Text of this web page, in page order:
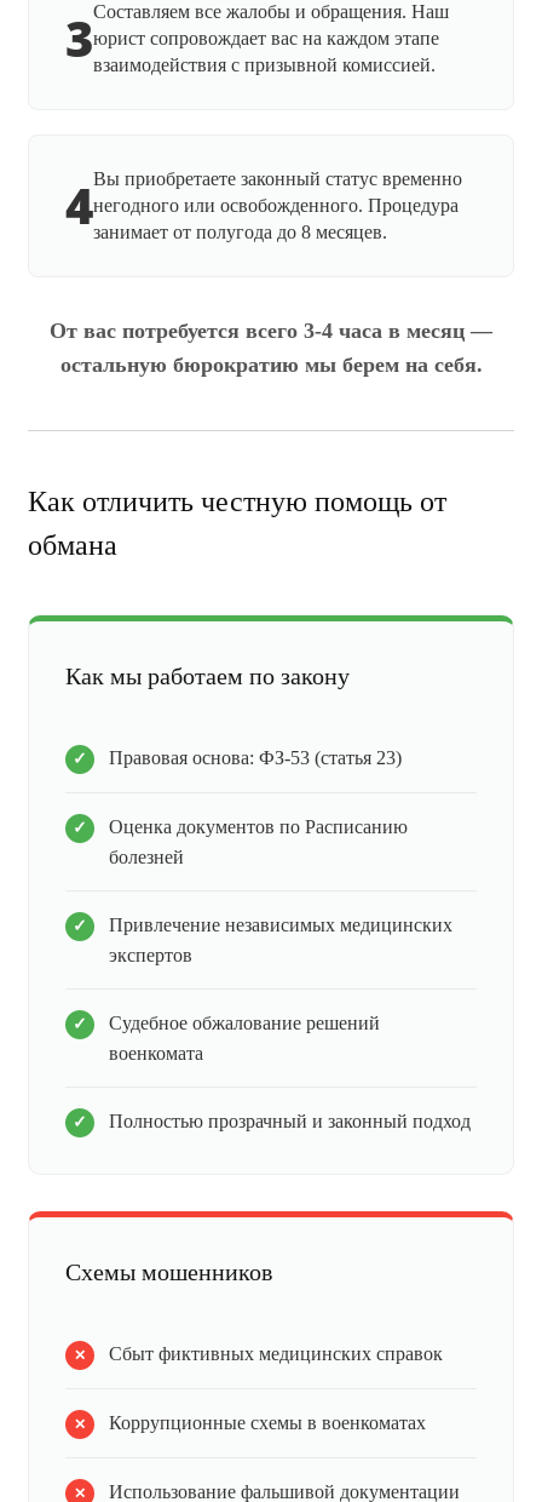
3Составляем все жалобы и обращения. Наш
юрист сопровождает вас на каждом этапе
взаимодействия с призывной комиссией.
4Вы приобретаете законный статус временно
негодного или освобожденного. Процедура
занимает от полугода до 8 месяцев.
От вас потребуется всего 3-4 часа в месяц —
остальную бюрократию мы берем на себя.
Как отличить честную помощь от
обмана
Как мы работаем по закону
Правовая основа: ФЗ-53 (статья 23)
Оценка документов по Расписанию
болезней
Привлечение независимых медицинских
экспертов
Судебное обжалование решений
военкомата
Полностью прозрачный и законный подход
Схемы мошенников
Сбыт фиктивных медицинских справок
Коррупционные схемы в военкоматах
Использование фальшивой документации